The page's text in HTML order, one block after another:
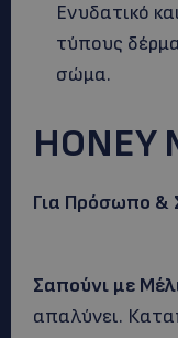
Ενυδατικό
τύπους
σώμα.
HONEY
Για Πρόσωπο &
Σαπούνι με
απαλύνει.